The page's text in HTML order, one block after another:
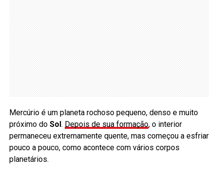
Mercúrio é um planeta rochoso pequeno, denso e muito
próximo do Sol. Depois de sua formação, o interior
permaneceu extremamente quente, mas começou a esfriar
pouco a pouco, como acontece com vários corpos
planetários.